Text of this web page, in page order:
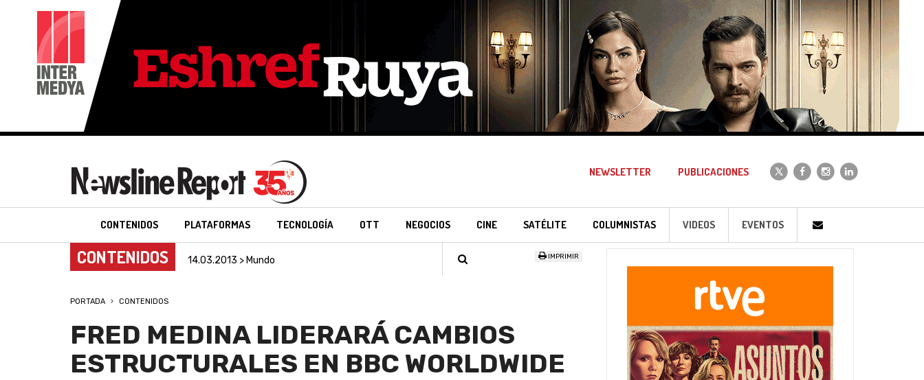
NEWSLETTER PUBLICACIONES
CONTENIDOS PLATAFORMAS TECNOLOGÍA OTT NEGOCIOS CINE SATÉLITE COLUMNISTAS VIDEOS EVENTOS
CONTENIDOS 14.03.2013 > Mundo IMPRIMIR
PORTADA CONTENIDOS
FRED MEDINA LIDERARÁ CAMBIOS
ESTRUCTURALES EN BBC WORLDWIDE